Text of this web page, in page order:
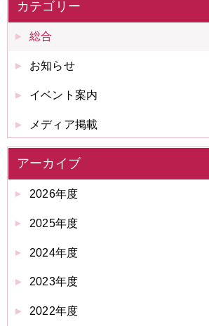
カテゴリー
総合
お知らせ
イベント案内
メディア掲載
アーカイブ
2026年度
2025年度
2024年度
2023年度
2022年度